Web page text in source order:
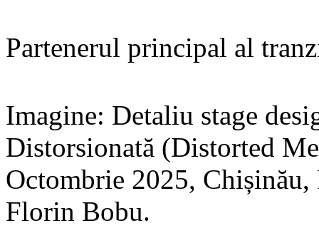
Partenerul principal al
Imagine: Detaliu stage
Distorsionată (Distorted
Octombrie 2025,
Florin Bobu.